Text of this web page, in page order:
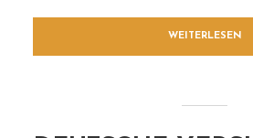
WEITERLESEN